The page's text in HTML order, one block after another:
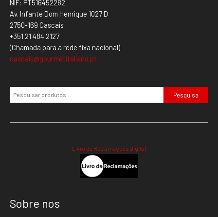
NIF: PT516452282
Av. Infante Dom Henrique 1027 D
2750-169 Cascais
+351 21 484 2127
(Chamada para a rede fixa nacional)
cascais@gourmetitaliano.pt
Pesquisa
Livro de Reclamações Digital
Sobre nos